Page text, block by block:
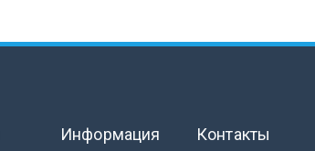
Информация Контакты